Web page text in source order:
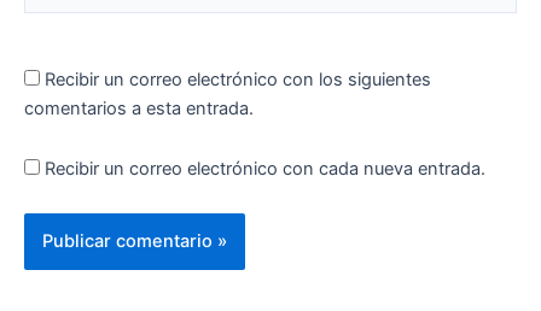
Recibir un correo electrónico con los siguientes
comentarios a esta entrada.
Recibir un correo electrónico con cada nueva entrada.